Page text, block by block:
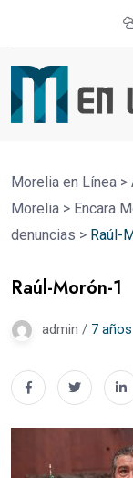
Morelia en Línea >
Morelia > Encara
denuncias > Raúl-
Raúl-Morón-1
admin / 7 años